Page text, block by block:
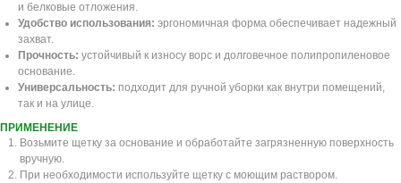
и белковые отложения.
Удобство использования: эргономичная форма обеспечивает надежный
захват.
Прочность: устойчивый к износу ворс и долговечное полипропиленовое
основание.
Универсальность: подходит для ручной уборки как внутри помещений,
так и на улице.
ПРИМЕНЕНИЕ
Возьмите щетку за основание и обработайте загрязненную поверхность
вручную.
При необходимости используйте щетку с моющим раствором.